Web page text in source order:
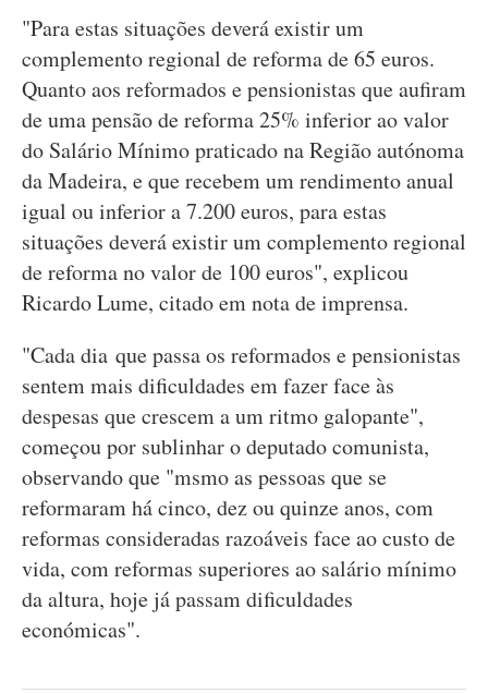
"Para estas situações deverá existir um
complemento regional de reforma de 65 euros.
Quanto aos reformados e pensionistas que aufiram
de uma pensão de reforma 25% inferior ao valor
do Salário Mínimo praticado na Região autónoma
da Madeira, e que recebem um rendimento anual
igual ou inferior a 7.200 euros, para estas
situações deverá existir um complemento regional
de reforma no valor de 100 euros", explicou
Ricardo Lume, citado em nota de imprensa.
"Cada dia que passa os reformados e pensionistas
sentem mais dificuldades em fazer face às
despesas que crescem a um ritmo galopante",
começou por sublinhar o deputado comunista,
observando que "msmo as pessoas que se
reformaram há cinco, dez ou quinze anos, com
reformas consideradas razoáveis face ao custo de
vida, com reformas superiores ao salário mínimo
da altura, hoje já passam dificuldades
económicas".